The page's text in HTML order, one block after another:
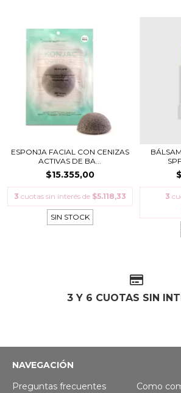
ESPONJA FACIAL CON CENIZAS
ACTIVAS DE BA...
$15.355,00
3 cuotas sin interés de $5.118,33
SIN STOCK
3
3 Y 6 CUOTAS SIN
NAVEGACIÓN
Preguntas frecuentes
Como